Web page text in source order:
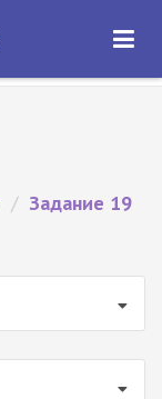
ОТКРЫТЬ
/ Задание 19